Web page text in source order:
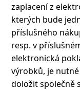
zaplacení z
kterých bude
příslušného
resp. v
elektronická
výrobků, je
doložit společně